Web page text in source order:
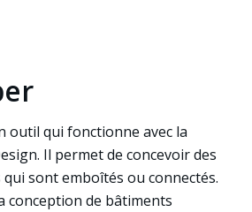
outil qui fonctionne avec la
Il permet de concevoir des
sont emboîtés ou connectés.
conception de bâtiments